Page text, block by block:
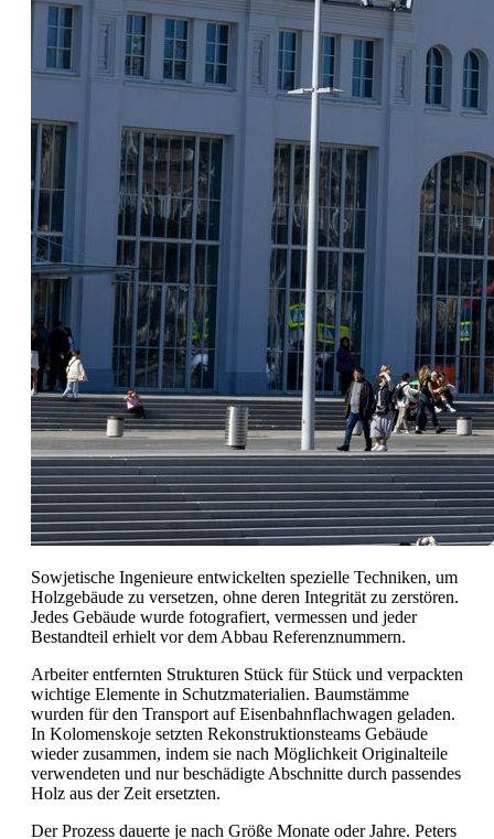
Sowjetische Ingenieure entwickelten spezielle Techniken, um
Holzgebäude zu versetzen, ohne deren Integrität zu zerstören.
Jedes Gebäude wurde fotografiert, vermessen und jeder
Bestandteil erhielt vor dem Abbau Referenznummern.
Arbeiter entfernten Strukturen Stück für Stück und verpackten
wichtige Elemente in Schutzmaterialien. Baumstämme
wurden für den Transport auf Eisenbahnflachwagen geladen.
In Kolomenskoje setzten Rekonstruktionsteams Gebäude
wieder zusammen, indem sie nach Möglichkeit Originalteile
verwendeten und nur beschädigte Abschnitte durch passendes
Holz aus der Zeit ersetzten.
Der Prozess dauerte je nach Größe Monate oder Jahre. Peters